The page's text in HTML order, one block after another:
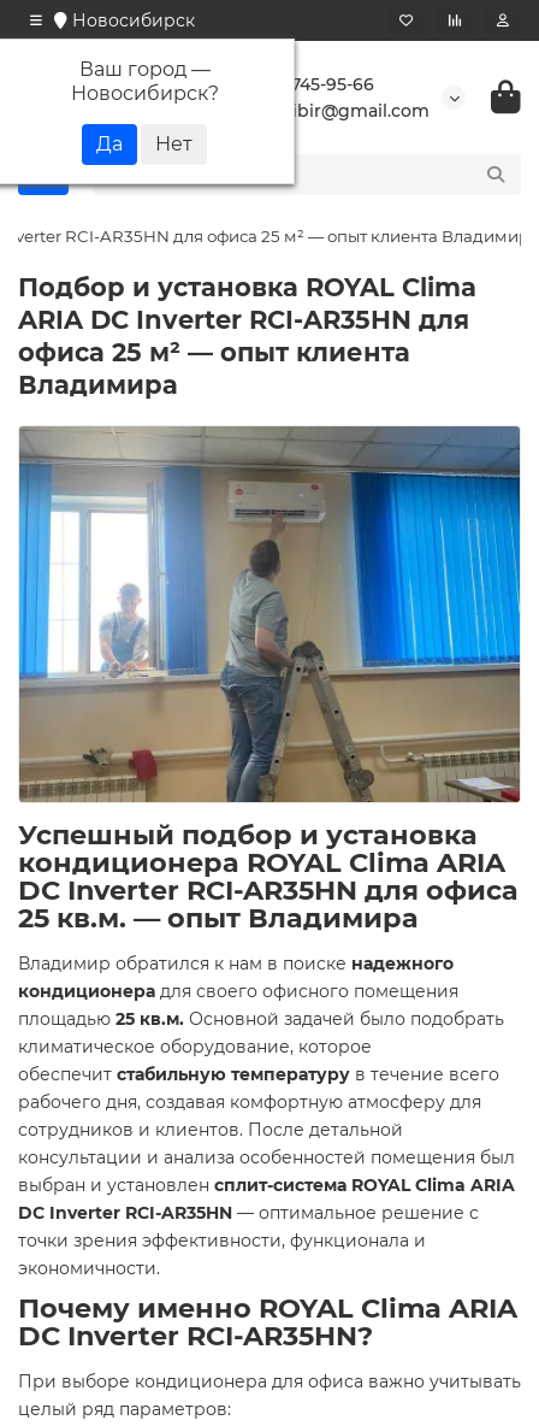
Новосибирск
Ваш город —
Новосибирск?
+7 923 745-95-66
buransibir@gmail.com
RCI-AR35HN для офиса 25 м² — опыт клиента Владимира
Подбор и установка ROYAL Clima
ARIA DC Inverter RCI-AR35HN для
офиса 25 м² — опыт клиента
Владимира
Успешный подбор и установка
кондиционера ROYAL Clima ARIA
DC Inverter RCI-AR35HN для офиса
25 кв.м. — опыт Владимира
Владимир обратился к нам в поиске надежного
кондиционера для своего офисного помещения
площадью 25 кв.м. Основной задачей было подобрать
климатическое оборудование, которое
обеспечит стабильную температуру в течение всего
рабочего дня, создавая комфортную атмосферу для
сотрудников и клиентов. После детальной
консультации и анализа особенностей помещения был
выбран и установлен сплит-система ROYAL Clima ARIA
DC Inverter RCI-AR35HN — оптимальное решение с
точки зрения эффективности, функционала и
экономичности.
Почему именно ROYAL Clima ARIA
DC Inverter RCI-AR35HN?
При выборе кондиционера для офиса важно учитывать
целый ряд параметров: